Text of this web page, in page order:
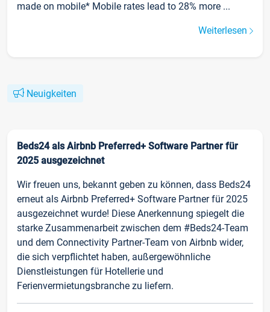
made on mobile* Mobile rates lead to 28% more ...
Weiterlesen
Neuigkeiten
Beds24 als Airbnb Preferred+ Software Partner für
2025 ausgezeichnet
Wir freuen uns, bekannt geben zu können, dass Beds24
erneut als Airbnb Preferred+ Software Partner für 2025
ausgezeichnet wurde! Diese Anerkennung spiegelt die
starke Zusammenarbeit zwischen dem #Beds24-Team
und dem Connectivity Partner-Team von Airbnb wider,
die sich verpflichtet haben, außergewöhnliche
Dienstleistungen für Hotellerie und
Ferienvermietungsbranche zu liefern.